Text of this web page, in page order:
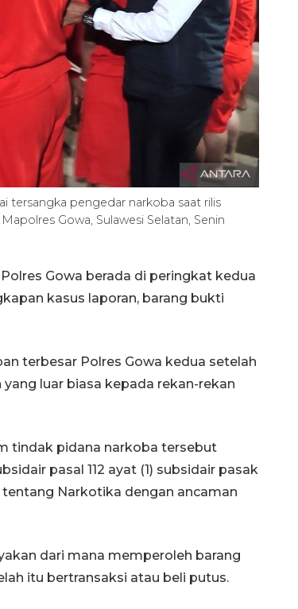
tersangka pengedar narkoba saat rilis
Gowa, Sulawesi Selatan, Senin
Gowa berada di peringkat kedua
kasus laporan, barang bukti
terbesar Polres Gowa kedua setelah
luar biasa kepada rekan-rekan
tindak pidana narkoba tersebut
pasal 112 ayat (1) subsidair pasak
tentang Narkotika dengan ancaman
dari mana memperoleh barang
itu bertransaksi atau beli putus.